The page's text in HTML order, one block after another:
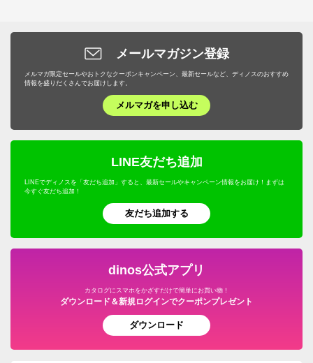
色々試しましたが やっぱりこれが一番いい！
お尻すっぽり入るし お腹も
隠れます。色も安っぽくなく
いい。
貴重なご意見頂きましてありがとうございます。
本商品、非常に心地よい履き心地ですので
このように気に入って頂けて大変嬉しく思います！
引き続きご愛顧頂けますと幸いです。
パステルケイ Ｌ
このシリーズは気に入ってリピしてます。
メールマガジン登録
メルマガ限定セールやおトクなクーポンキャンペーン、最新セールなど、ディノスのおすすめ
情報を盛りだくさんでお届けします。
メルマガを申し込む
LINE友だち追加
LINEでディノスを「友だち追加」すると、最新セールやキャンペーン情報をお届け！まずは
今すぐ友だち追加！
友だち追加する
dinos公式アプリ
カタログにスマホをかざすだけで簡単にお買い物！
ダウンロード＆新規ログインでクーポンプレゼント
ダウンロード